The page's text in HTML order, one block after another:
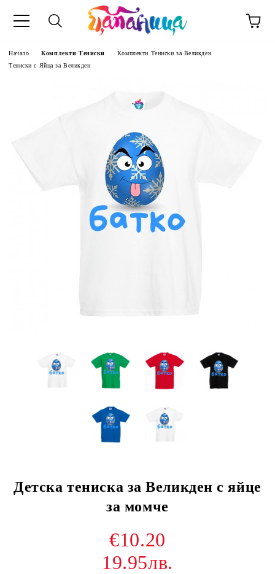
Начало Комплекти Тениски
Комплекти Тениски за Великден
Тениски с Яйца за Великден
Детска тениска за Великден с яйце
за момче
€10.20
19.95лв.